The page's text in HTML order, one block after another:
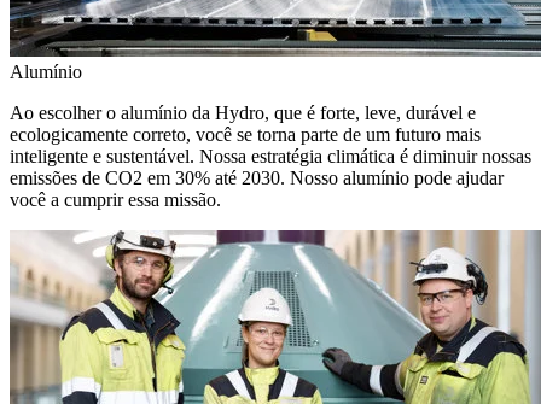
Alumínio
Ao escolher o alumínio da Hydro, que é forte, leve, durável e
ecologicamente correto, você se torna parte de um futuro mais
inteligente e sustentável. Nossa estratégia climática é diminuir nossas
emissões de CO2 em 30% até 2030. Nosso alumínio pode ajudar
você a cumprir essa missão.